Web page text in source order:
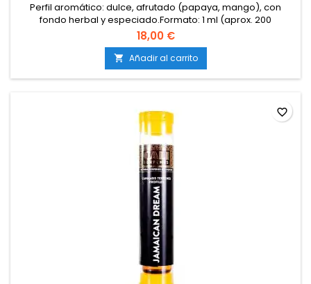
Perfil aromático: dulce, afrutado (papaya, mango), con
fondo herbal y especiado.Formato: 1 ml (aprox. 200
gotas).Terpenos 100 % naturales y puros.Libres de aditivos,
disolventes y cannabinoides.Elaborados a partir de materias
primas sostenibles, sin pesticidas ni OGM.Certificados ISO y
de calidad alimentaria.Marca: Cali Terpenes.
18,00 €
 Añadir al carrito
favorite_border